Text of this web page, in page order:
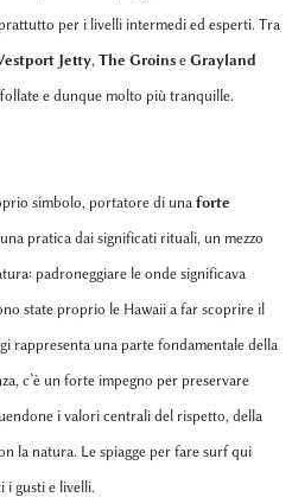
per i livelli intermedi ed esperti. Tra
Jetty, The Groinse Grayland
e dunque molto più tranquille.
simbolo, portatore di una forte
pratica dai significati rituali, un mezzo
padroneggiare le onde significava
state proprio le Hawaii a far scoprire il
rappresenta una parte fondamentale della
c’è un forte impegno per preservare
i valori centrali del rispetto, della
la natura. Le spiagge per fare surf qui
i gusti e livelli.